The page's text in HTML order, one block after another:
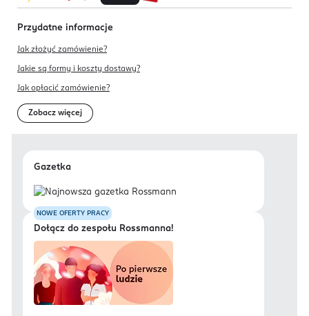
Przydatne informacje
Jak złożyć zamówienie?
Jakie są formy i koszty dostawy?
Jak opłacić zamówienie?
Zobacz więcej
Gazetka
NOWE OFERTY PRACY
Dołącz do zespołu Rossmanna!